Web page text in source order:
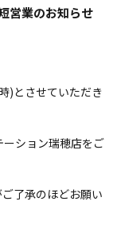
営業のお知らせ
)とさせていただき
ション瑞穂店をご
了承のほどお願い